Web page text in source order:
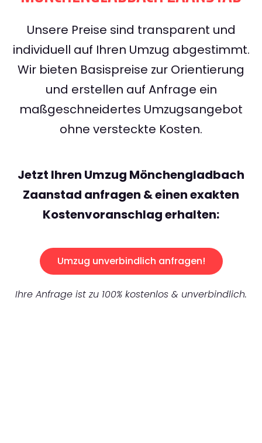
Unsere Preise sind transparent und
individuell auf Ihren Umzug abgestimmt.
Wir bieten Basispreise zur Orientierung
und erstellen auf Anfrage ein
maßgeschneidertes Umzugsangebot
ohne versteckte Kosten.
Jetzt Ihren Umzug Mönchengladbach
Zaanstad anfragen & einen exakten
Kostenvoranschlag erhalten:
Umzug unverbindlich anfragen!
Ihre Anfrage ist zu 100% kostenlos & unverbindlich.